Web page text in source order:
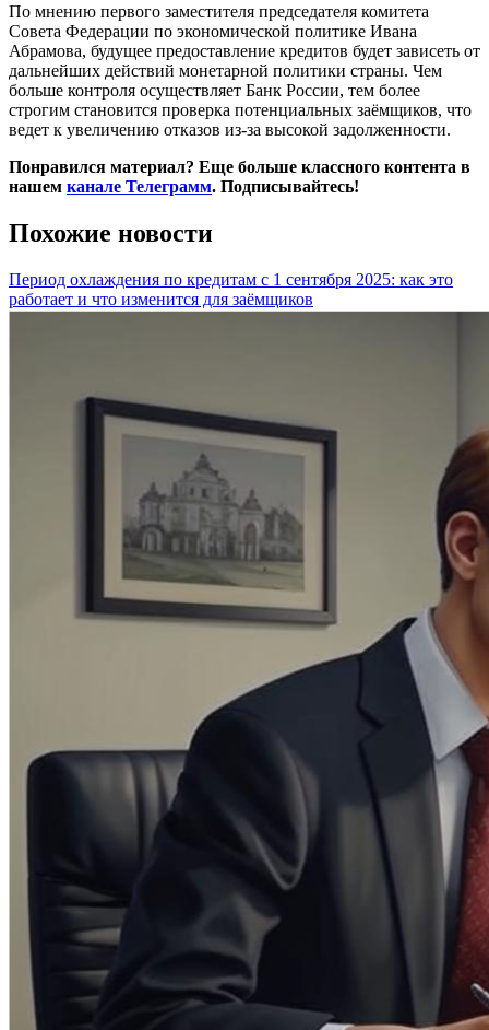
По мнению первого заместителя председателя комитета
Совета Федерации по экономической политике Ивана
Абрамова, будущее предоставление кредитов будет зависеть от
дальнейших действий монетарной политики страны. Чем
больше контроля осуществляет Банк России, тем более
строгим становится проверка потенциальных заёмщиков, что
ведет к увеличению отказов из-за высокой задолженности.
Понравился материал? Еще больше классного контента в
нашем канале Телеграмм. Подписывайтесь!
Похожие новости
Период охлаждения по кредитам с 1 сентября 2025: как это
работает и что изменится для заёмщиков